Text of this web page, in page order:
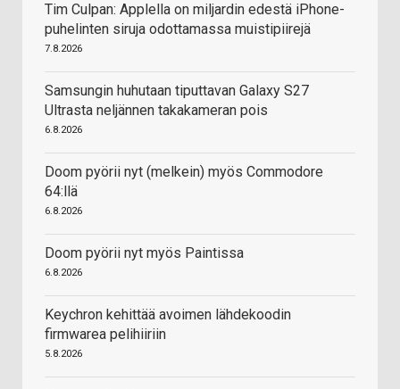
Tim Culpan: Applella on miljardin edestä iPhone-
puhelinten siruja odottamassa muistipiirejä
7.8.2026
Samsungin huhutaan tiputtavan Galaxy S27
Ultrasta neljännen takakameran pois
6.8.2026
Doom pyörii nyt (melkein) myös Commodore
64:llä
6.8.2026
Doom pyörii nyt myös Paintissa
6.8.2026
Keychron kehittää avoimen lähdekoodin
firmwarea pelihiiriin
5.8.2026